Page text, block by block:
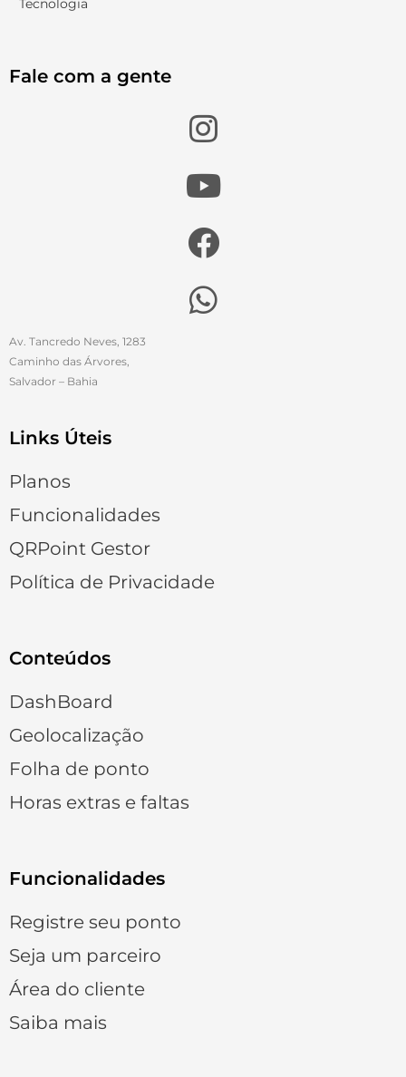
Tecnologia
Fale com a gente
Av. Tancredo Neves, 1283
Caminho das Árvores,
Salvador – Bahia
Links Úteis
Planos
Funcionalidades
QRPoint Gestor
Política de Privacidade
Conteúdos
DashBoard
Geolocalização
Folha de ponto
Horas extras e faltas
Funcionalidades
Registre seu ponto
Seja um parceiro
Área do cliente
Saiba mais